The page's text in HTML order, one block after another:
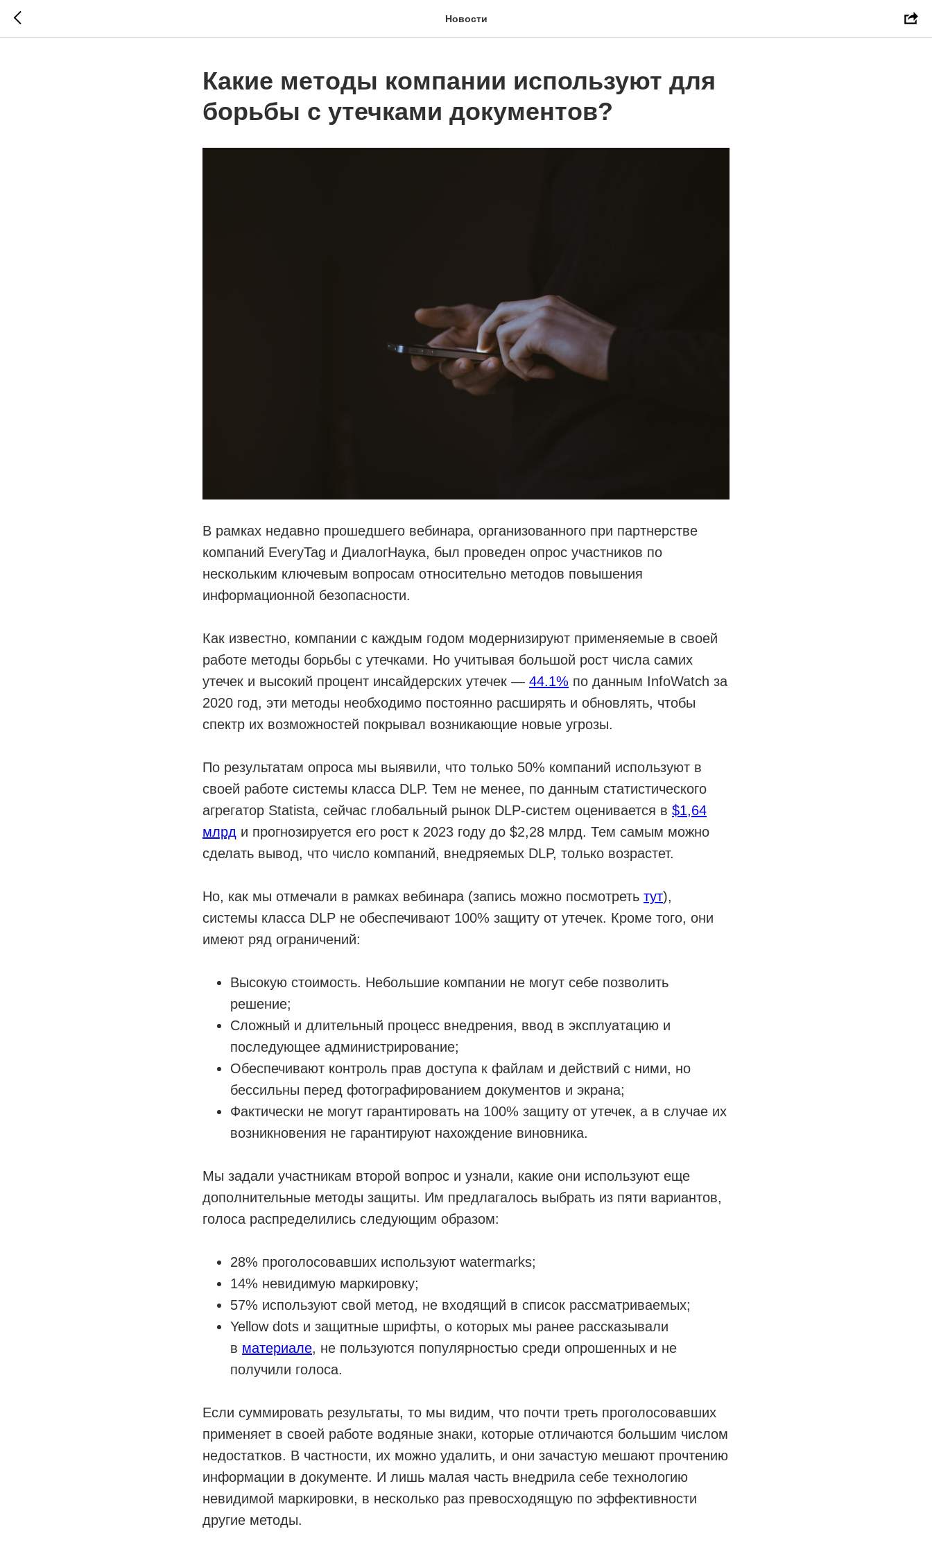
Новости
Какие методы компании используют для
борьбы с утечками документов?
В рамках недавно прошедшего вебинара, организованного при партнерстве
компаний EveryTag и ДиалогНаука, был проведен опрос участников по
нескольким ключевым вопросам относительно методов повышения
информационной безопасности.
Как известно, компании с каждым годом модернизируют применяемые в своей
работе методы борьбы с утечками. Но учитывая большой рост числа самих
утечек и высокий процент инсайдерских утечек — 44.1% по данным InfoWatch за
2020 год, эти методы необходимо постоянно расширять и обновлять, чтобы
спектр их возможностей покрывал возникающие новые угрозы.
По результатам опроса мы выявили, что только 50% компаний используют в
своей работе системы класса DLP. Тем не менее, по данным статистического
агрегатор Statista, сейчас глобальный рынок DLP-систем оценивается в $1,64
млрд и прогнозируется его рост к 2023 году до $2,28 млрд. Тем самым можно
сделать вывод, что число компаний, внедряемых DLP, только возрастет.
Но, как мы отмечали в рамках вебинара (запись можно посмотреть тут),
системы класса DLP не обеспечивают 100% защиту от утечек. Кроме того, они
имеют ряд ограничений:
Высокую стоимость. Небольшие компании не могут себе позволить
решение;
Сложный и длительный процесс внедрения, ввод в эксплуатацию и
последующее администрирование;
Обеспечивают контроль прав доступа к файлам и действий с ними, но
бессильны перед фотографированием документов и экрана;
Фактически не могут гарантировать на 100% защиту от утечек, а в случае их
возникновения не гарантируют нахождение виновника.
Мы задали участникам второй вопрос и узнали, какие они используют еще
дополнительные методы защиты. Им предлагалось выбрать из пяти вариантов,
голоса распределились следующим образом:
28% проголосовавших используют watermarks;
14% невидимую маркировку;
57% используют свой метод, не входящий в список рассматриваемых;
Yellow dots и защитные шрифты, о которых мы ранее рассказывали
в материале, не пользуются популярностью среди опрошенных и не
получили голоса.
Если суммировать результаты, то мы видим, что почти треть проголосовавших
применяет в своей работе водяные знаки, которые отличаются большим числом
недостатков. В частности, их можно удалить, и они зачастую мешают прочтению
информации в документе. И лишь малая часть внедрила себе технологию
невидимой маркировки, в несколько раз превосходящую по эффективности
другие методы.